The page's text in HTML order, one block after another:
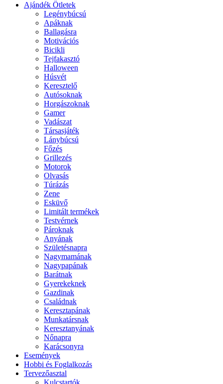
Ajándék Ötletek
Legénybúcsú
Apáknak
Ballagásra
Motivációs
Bicikli
Tejfakasztó
Halloween
Húsvét
Keresztelő
Autósoknak
Horgászoknak
Gamer
Vadászat
Társasjáték
Lánybúcsú
Főzés
Grillezés
Motorok
Olvasás
Túrázás
Zene
Esküvő
Limitált termékek
Testvérnek
Pároknak
Anyának
Születésnapra
Nagymamának
Nagypapának
Barátnak
Gyerekeknek
Gazdinak
Családnak
Keresztapának
Munkatársnak
Keresztanyának
Nőnapra
Karácsonyra
Események
Hobbi és Foglalkozás
Tervezőasztal
Kulcstartók